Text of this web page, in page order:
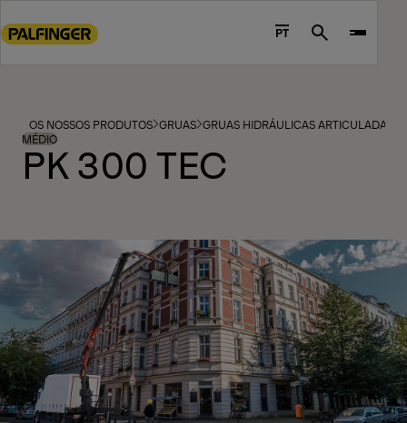
to
footer
content
PT Search
OS NOSSOS PRODUTOS GRUAS GRUAS HIDRÁULICAS ARTICULADAS
MÉDIO
PK 300 TEC